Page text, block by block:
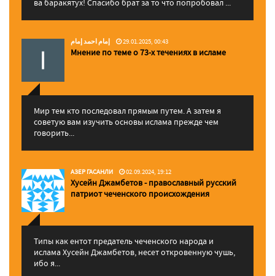
ва баракятух! Спасибо брат за то что попробовал ...
إمام احمد إمام 29.01.2025, 00:43
Мнение по теме о 73-х течениях в исламе
Мир тем кто последовал прямым путем. А затем я
советую вам изучить основы ислама прежде чем
говорить...
АЗЕР ГАСАНЛИ 02.09.2024, 19:12
Хусейн Джамбетов - православный русский
патриот чеченского происхождения
Типы как ентот предатель чеченского народа и
ислама Хусейн Джамбетов, несет откровенную чушь,
ибо я...